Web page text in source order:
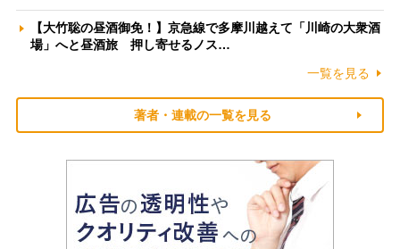
【大竹聡の昼酒御免！】京急線で多摩川越えて「川崎の大衆酒
場」へと昼酒旅 押し寄せるノス…
一覧を見る
著者・連載の一覧を見る